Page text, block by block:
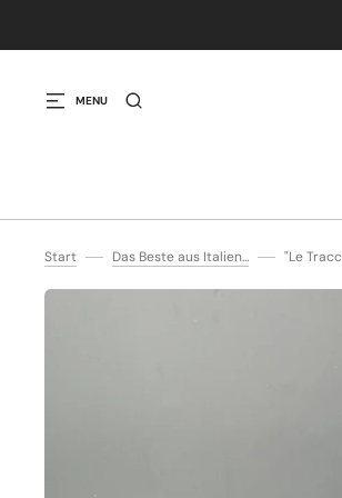
MENU
Start Das Beste aus Italien... "Le